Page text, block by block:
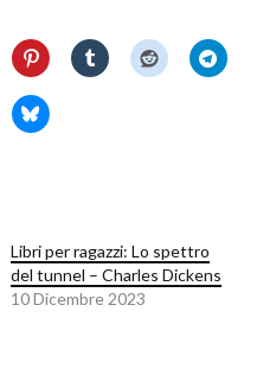
Libri per ragazzi: Lo spettro
del tunnel – Charles Dickens
10 Dicembre 2023